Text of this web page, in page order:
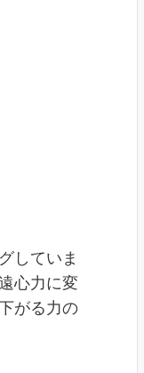
していま
心力に変
がる力の